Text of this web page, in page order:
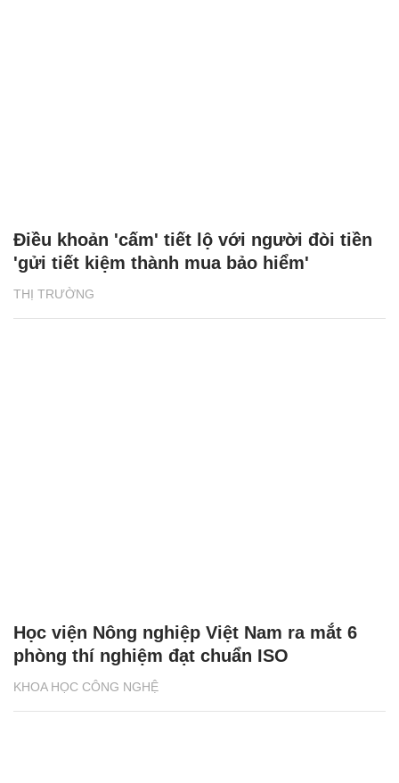
THỊ TRƯỜNG
Điều khoản 'cấm' tiết lộ với người đòi tiền
'gửi tiết kiệm thành mua bảo hiểm'
KHOA HỌC CÔNG NGHỆ
Học viện Nông nghiệp Việt Nam ra mắt 6
phòng thí nghiệm đạt chuẩn ISO